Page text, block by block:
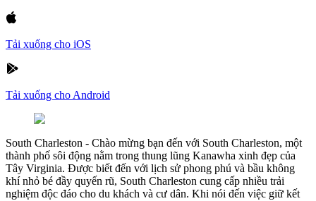
Tải xuống cho iOS
Tải xuống cho Android
South Charleston - Chào mừng bạn đến với South Charleston, một
thành phố sôi động nằm trong thung lũng Kanawha xinh đẹp của
Tây Virginia. Được biết đến với lịch sử phong phú và bầu không
khí nhỏ bé đầy quyến rũ, South Charleston cung cấp nhiều trải
nghiệm độc đáo cho du khách và cư dân. Khi nói đến việc giữ kết